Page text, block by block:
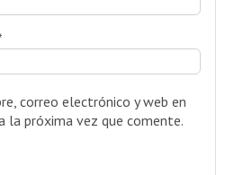
correo electrónico y web en
la próxima vez que comente.